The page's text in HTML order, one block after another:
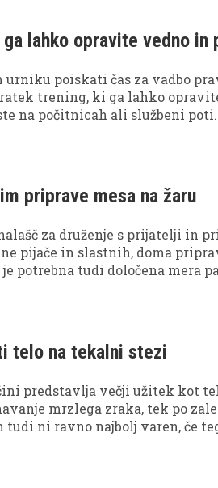
lahko opravite vedno in
urniku poiskati čas za vadbo
trening, ki ga lahko
na počitnicah ali službeni poti.
priprave mesa na žaru
za druženje s prijatelji in
pijače in slastnih, doma
potrebna tudi določena mera
telo na tekalni stezi
predstavlja večji užitek kot
mrzlega zraka, tek po
tudi ni ravno najbolj varen, če